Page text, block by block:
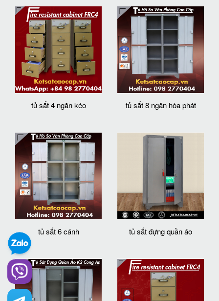
tủ sắt 4 ngăn kéo tủ sắt 8 ngăn hòa phát
tủ sắt 6 cánh tủ sắt đựng quần áo